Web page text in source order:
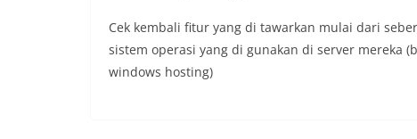
Cek kembali fitur yang di tawarkan mulai dari
sistem operasi yang di gunakan di server mereka
windows hosting)